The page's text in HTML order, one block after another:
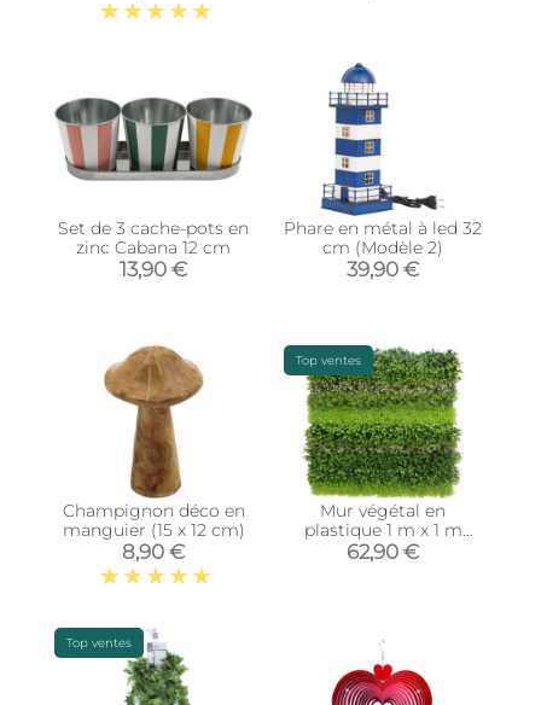
Set de 3 cache-pots en
zinc Cabana 12 cm
13,90 €
Phare en métal à led 32
cm (Modèle 2)
39,90 €
Champignon déco en
manguier (15 x 12 cm)
8,90 €
Top ventes
Mur végétal en
plastique 1 m x 1 m
(Nature)
62,90 €
Top ventes